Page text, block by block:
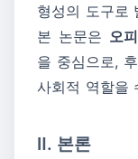
형성의 도구로
본 논문은 오
을 중심으로,
사회적 역할을
Ⅱ. 본론